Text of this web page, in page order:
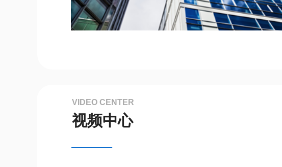
————
VIDEO CENTER
视频中心